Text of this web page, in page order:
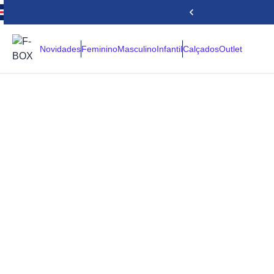
NovidadesFemininoMasculinoInfantilCalçadosOutlet